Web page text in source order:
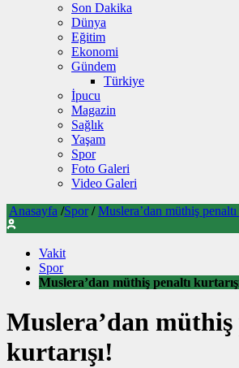
Son Dakika
Dünya
Eğitim
Ekonomi
Gündem
Türkiye
İpucu
Magazin
Sağlık
Yaşam
Spor
Foto Galeri
Video Galeri
Anasayfa /Spor / Muslera’dan müthiş penaltı
Vakit
Spor
Muslera’dan müthiş penaltı
Muslera’dan müthiş
kurtarışı!